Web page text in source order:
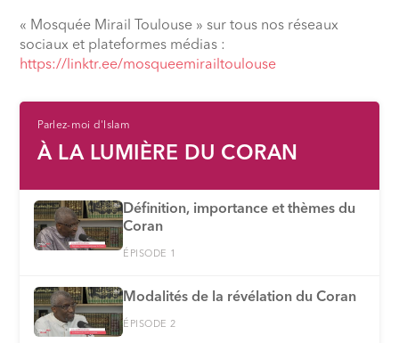
« Mosquée Mirail Toulouse » sur tous nos réseaux
sociaux et plateformes médias :
⁠https://linktr.ee/mosqueemirailtoulouse
Parlez-moi d'Islam
À LA LUMIÈRE DU CORAN
Définition, importance et thèmes du
Coran
ÉPISODE 1
Modalités de la révélation du Coran
ÉPISODE 2